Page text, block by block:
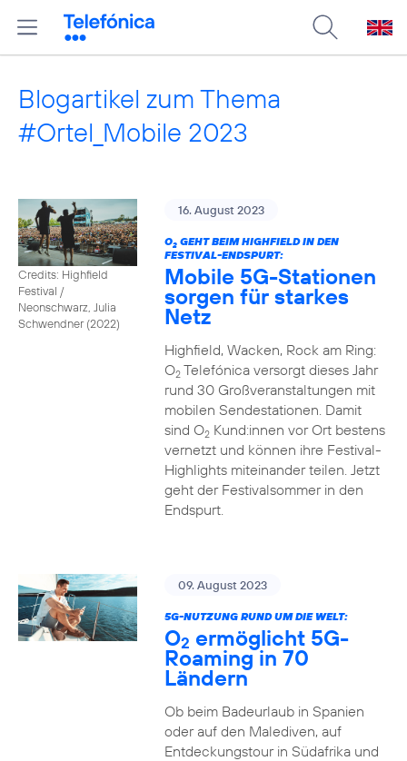
Blogartikel zum Thema
#Ortel_Mobile 2023
Credits: Highfield
Festival /
Neonschwarz, Julia
Schwendner (2022)
16. August 2023
O2GEHT BEIM HIGHFIELD IN DEN
FESTIVAL-ENDSPURT:
Mobile 5G-Stationen
sorgen für starkes
Netz
Highfield, Wacken, Rock am Ring:
O2Telefónica versorgt dieses Jahr
rund 30 Großveranstaltungen mit
mobilen Sendestationen. Damit
sind O2Kund:innen vor Ort bestens
vernetzt und können ihre Festival-
Highlights miteinander teilen. Jetzt
geht der Festivalsommer in den
Endspurt.
09. August 2023
5G-NUTZUNG RUND UM DIE WELT:
O2 ermöglicht 5G-
Roaming in 70
Ländern
Ob beim Badeurlaub in Spanien
oder auf den Malediven, auf
Entdeckungstour in Südafrika und